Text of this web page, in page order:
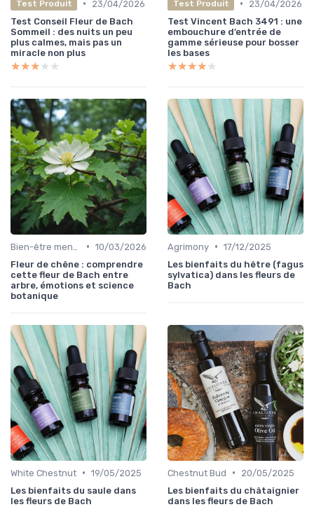
Test Produit •
23/04/2026
Test Conseil Fleur de Bach
Sommeil : des nuits un peu
plus calmes, mais pas un
miracle non plus
★★★★★
★★★★★
Test Produit •
23/04/2026
Test Vincent Bach 3491 : une
embouchure d’entrée de
gamme sérieuse pour bosser
les bases
★★★★★
★★★★★
• 10/03/2026
Fleur de chêne : comprendre
cette fleur de Bach entre
arbre, émotions et science
botanique
Agrimony • 17/12/2025
Les bienfaits du hêtre (fagus
sylvatica) dans les fleurs de
Bach
White Chestnut • 19/05/2025
Les bienfaits du saule dans
les fleurs de Bach
Chestnut Bud •
20/05/2025
Les bienfaits du châtaignier
dans les fleurs de Bach